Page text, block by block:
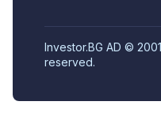
Investor.BG AD ©
reserved.